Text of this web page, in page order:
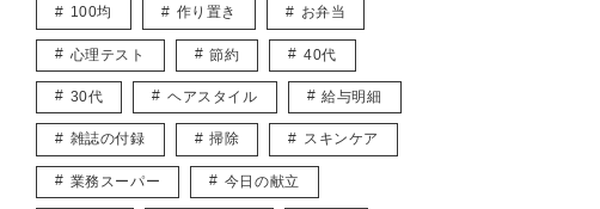
100均 作り置き お弁当
心理テスト 節約 40代
30代 ヘアスタイル 給与明細
雑誌の付録 掃除 スキンケア
業務スーパー 今日の献立